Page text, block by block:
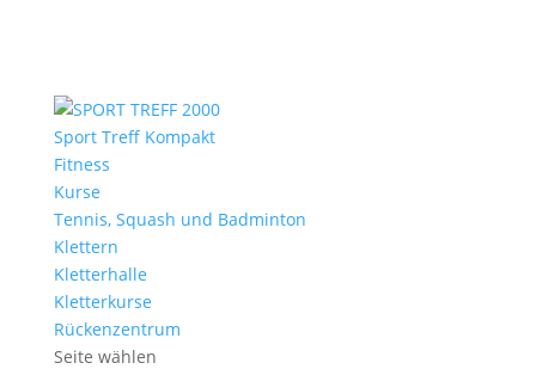
Sport Treff Kompakt
Fitness
Kurse
Tennis, Squash und Badminton
Klettern
Kletterhalle
Kletterkurse
Rückenzentrum
Seite wählen